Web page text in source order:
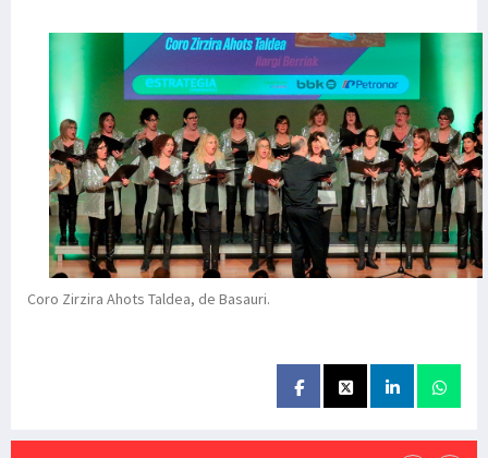
Coro Zirzira Ahots Taldea, de Basauri.